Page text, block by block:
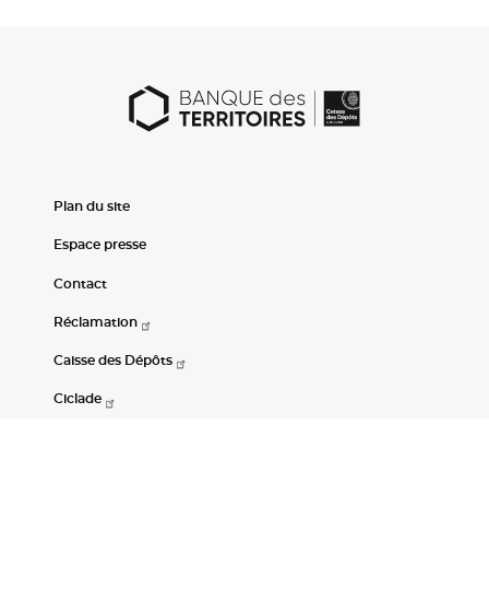
Plan du site
Espace presse
Contact
Réclamation
Caisse des Dépôts
Ciclade